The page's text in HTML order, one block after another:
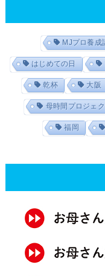
MJプロ養成
はじめての日
乾杯 大阪
母時間プロジェク
福岡